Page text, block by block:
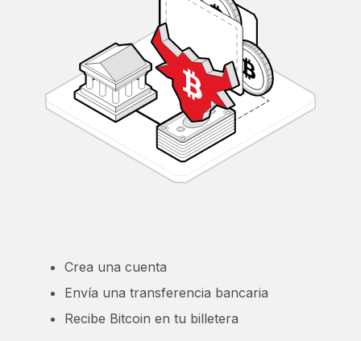
Crea una cuenta
Envía una transferencia bancaria
Recibe Bitcoin en tu billetera